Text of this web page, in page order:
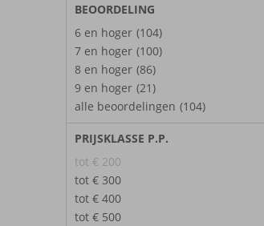
BEOORDELING
6 en hoger (104)
7 en hoger (100)
8 en hoger (86)
9 en hoger (21)
alle beoordelingen (104)
PRIJSKLASSE P.P.
tot € 200
tot € 300
tot € 400
tot € 500